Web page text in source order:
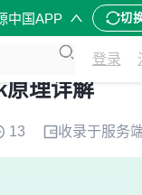
中国APP 切
登录
理详解
13 收录于服务